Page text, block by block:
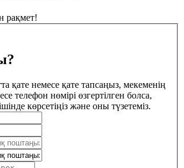
рақмет!
қате немесе қате тапсаңыз, мекеменің
телефон нөмірі өзгертілген болса,
көрсетіңіз және оны түзетеміз.